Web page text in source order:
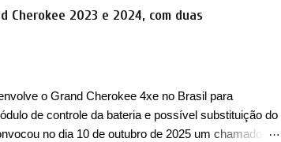
de "Bolinha" por suas formas arredondadas.
fazia sua estréia no mercado. Era o Pointer, versão
japoneses e coreanos que chegaram
R19 que vinha em 3 versões de carroceria,
a famosa Kia Besta, o Vol...
Cherokee 2023 e 2024, com duas
o Grand Cherokee 4xe no Brasil para
de controle da bateria e possível substituição do
no dia 10 de outubro de 2025 um chamado